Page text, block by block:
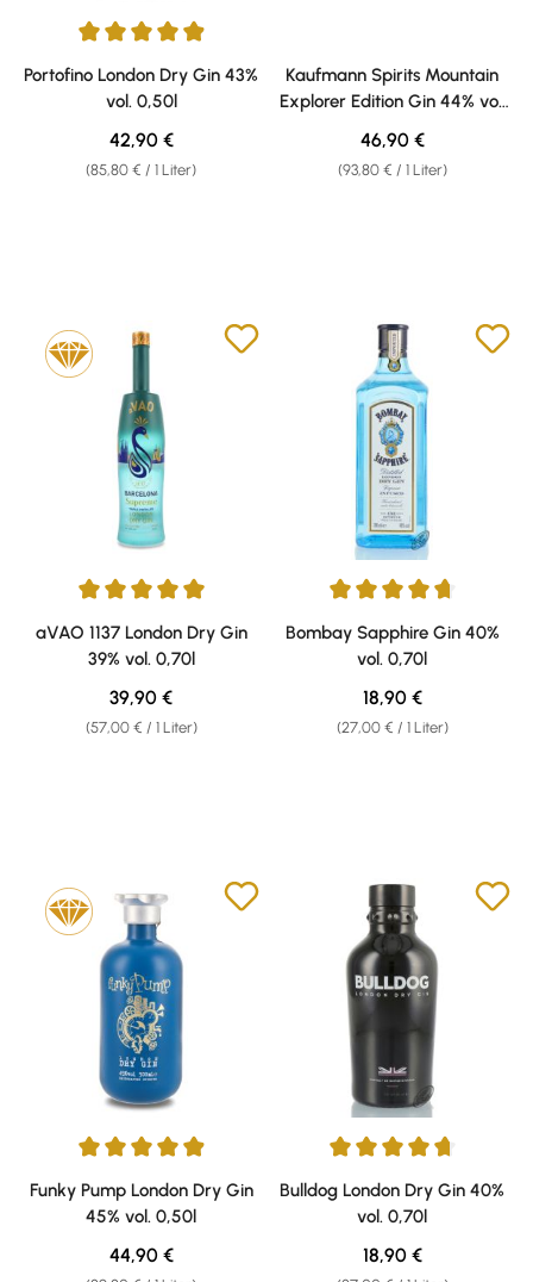
Durchschnittliche Bewertung von 4.91 von 5 Sternen
Portofino London Dry Gin 43%
vol. 0,50l
(85,80 € / 1 Liter)
Regulärer Preis:
42,90 €
Kaufmann Spirits Mountain
Explorer Edition Gin 44% vol.
0,50l
(93,80 € / 1 Liter)
Regulärer Preis:
46,90 €
Durchschnittliche Bewertung von 5 von 5 Sternen
aVAO 1137 London Dry Gin
39% vol. 0,70l
(57,00 € / 1 Liter)
Regulärer Preis:
39,90 €
Durchschnittliche Bewertung
Bombay Sapphire Gin 40%
vol. 0,70l
(27,00 € / 1 Liter)
Regulärer Preis:
18,90 €
Durchschnittliche Bewertung von 4.89 von 5 Sternen
Funky Pump London Dry Gin
45% vol. 0,50l
Regulärer Preis:
44,90 €
Durchschnittliche Bewertung
Bulldog London Dry Gin 40%
vol. 0,70l
Regulärer Preis:
18,90 €